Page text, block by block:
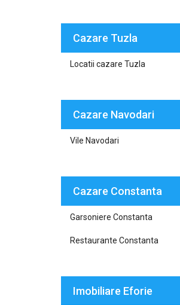
Cazare Tuzla
Locatii cazare Tuzla
Cazare Navodari
Vile Navodari
Cazare Constanta
Garsoniere Constanta
Restaurante Constanta
Imobiliare Eforie